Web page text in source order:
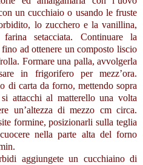
un cucchiaio o usando le fruste
lo zucchero e la vanillina,
setacciata. Continuare la
ad ottenere un composto liscio
Formare una palla, avvolgerla
in frigorifero per mezz’ora.
di carta da forno, mettendo sopra
attacchi al matterello una volta
un’altezza di mezzo cm circa.
formine, posizionarli sulla teglia
nella parte alta del forno
aggiungete un cucchiaino di